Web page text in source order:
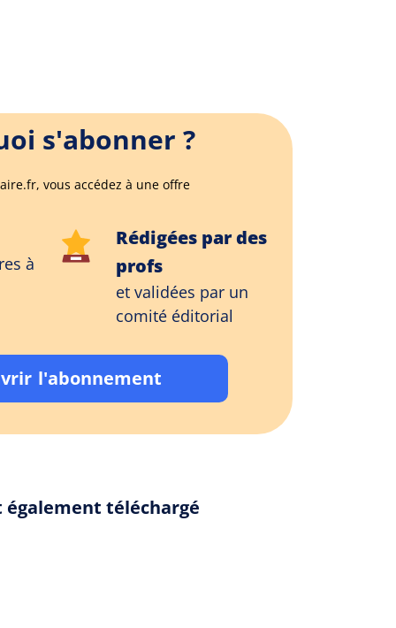
s'abonner ?
vous accédez à une offre
à
Rédigées par des
profs
et validées par un
comité éditorial
l'abonnement
téléchargé